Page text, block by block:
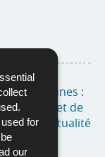
for
our
les jeunes :
et de
jeunes (actualité